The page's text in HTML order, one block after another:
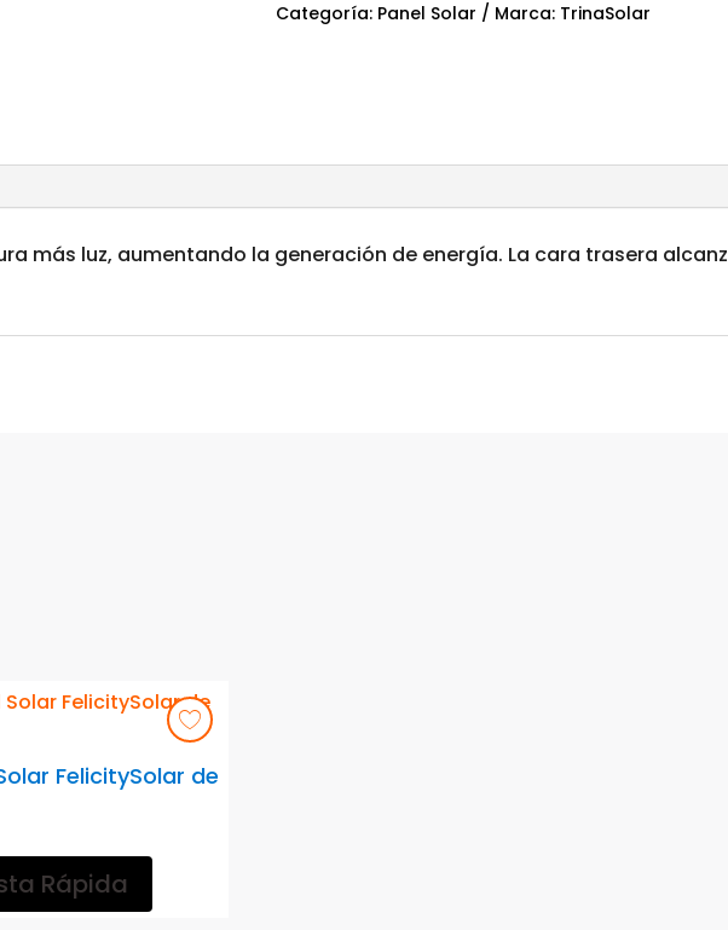
Categoría: Panel Solar Marca: TrinaSolar
más luz, aumentando la generación de energía. La cara trasera
FelicitySolar de
Rápida